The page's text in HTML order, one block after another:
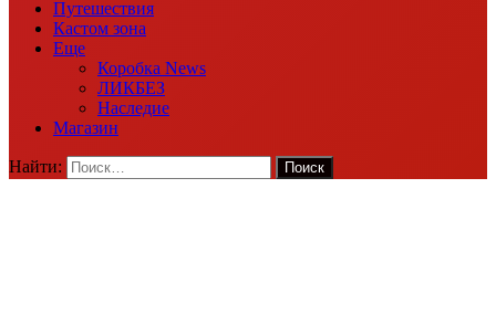
Путешествия
Кастом зона
Еще
Коробка News
ЛИКБЕЗ
Наследие
Магазин
Найти: